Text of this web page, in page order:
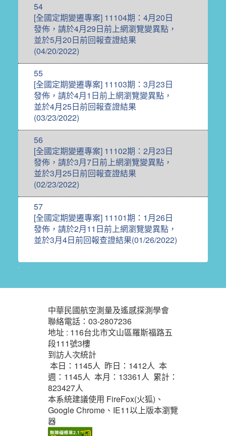
54
[全國定期變遷專案] 11104期：4月20日
發佈，請於4月29日前上網瀏覽變異點，
並於5月20日前回報查證結果
(04/20/2022)
55
[全國定期變遷專案] 11103期：3月23日
發佈，請於4月1日前上網瀏覽變異點，
並於4月25日前回報查證結果
(03/23/2022)
56
[全國定期變遷專案] 11102期：2月23日
發佈，請於3月7日前上網瀏覽變異點，
並於3月25日前回報查證結果
(02/23/2022)
57
[全國定期變遷專案] 11101期：1月26日
發佈，請於2月11日前上網瀏覽變異點，
並於3月4日前回報查證結果(01/26/2022)
:::
中華民國航空測量及遙感探測學會
聯絡電話：03-2807236
地址 : 116台北市文山區羅斯福路五
段111號3樓
到訪人次統計
本日： 1145人 昨日： 1412人 本
週： 1145人 本月： 13361人 累計：
823427人
本系統建議使用 FireFox(火狐)、
Google Chrome、IE11以上版本瀏覽
器